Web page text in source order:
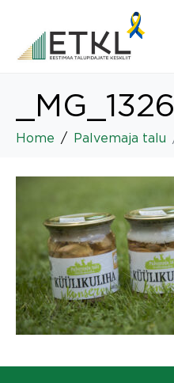
_MG_1326
Home Palvemaja talu